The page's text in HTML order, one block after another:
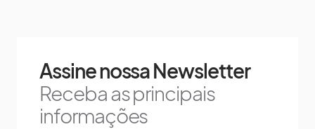
Assine nossa Newsletter
Receba as principais
informações